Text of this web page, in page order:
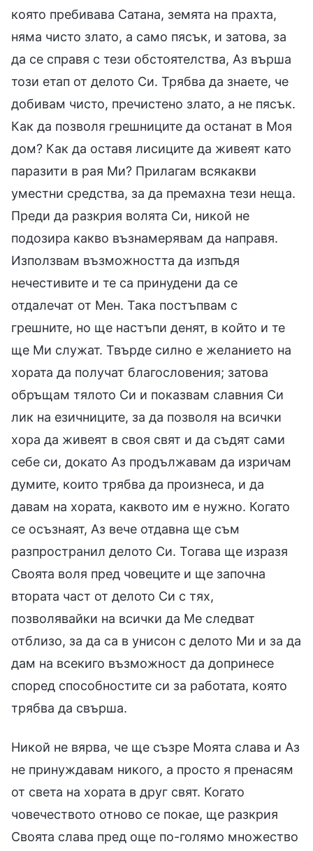
която пребивава Сатана, земята на прахта,
няма чисто злато, а само пясък, и затова, за
да се справя с тези обстоятелства, Аз върша
този етап от делото Си. Трябва да знаете, че
добивам чисто, пречистено злато, а не пясък.
Как да позволя грешниците да останат в Моя
дом? Как да оставя лисиците да живеят като
паразити в рая Ми? Прилагам всякакви
уместни средства, за да премахна тези неща.
Преди да разкрия волята Си, никой не
подозира какво възнамерявам да направя.
Използвам възможността да изпъдя
нечестивите и те са принудени да се
отдалечат от Мен. Така постъпвам с
грешните, но ще настъпи денят, в който и те
ще Ми служат. Твърде силно е желанието на
хората да получат благословения; затова
обръщам тялото Си и показвам славния Си
лик на езичниците, за да позволя на всички
хора да живеят в своя свят и да съдят сами
себе си, докато Аз продължавам да изричам
думите, които трябва да произнеса, и да
давам на хората, каквото им е нужно. Когато
се осъзнаят, Аз вече отдавна ще съм
разпространил делото Си. Тогава ще изразя
Своята воля пред човеците и ще започна
втората част от делото Си с тях,
позволявайки на всички да Ме следват
отблизо, за да са в унисон с делото Ми и за да
дам на всекиго възможност да допринесе
според способностите си за работата, която
трябва да свърша.
Никой не вярва, че ще съзре Моята слава и Аз
не принуждавам никого, а просто я пренасям
от света на хората в друг свят. Когато
човечеството отново се покае, ще разкрия
Своята слава пред още по-голямо множество